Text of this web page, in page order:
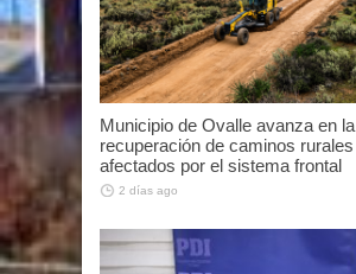
Municipio de Ovalle avanza en la
recuperación de caminos rurales
afectados por el sistema frontal
2 días ago